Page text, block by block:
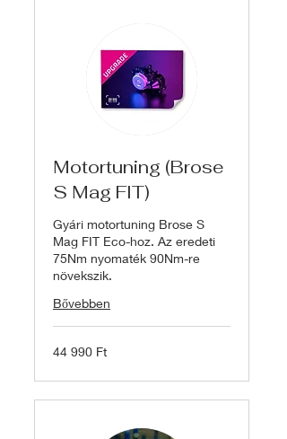
Motortuning (Brose
S Mag FIT)
Gyári motortuning Brose S
Mag FIT Eco-hoz. Az eredeti
75Nm nyomaték 90Nm-re
növekszik.
Bővebben
44 990
magyar
44 990 Ft